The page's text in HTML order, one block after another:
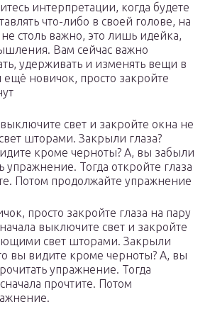
интерпретации, когда будете
что-либо в своей голове, на
столь важно, это лишь идейка,
Вам сейчас важно
удерживать и изменять вещи в
новичок, просто закройте
свет и закройте окна не
шторами. Закрыли глаза?
кроме черноты? А, вы забыли
упражнение. Тогда откройте глаза
Потом продолжайте упражнение
просто закройте глаза на пару
выключите свет и закройте
свет шторами. Закрыли
вы видите кроме черноты? А, вы
упражнение. Тогда
прочтите. Потом